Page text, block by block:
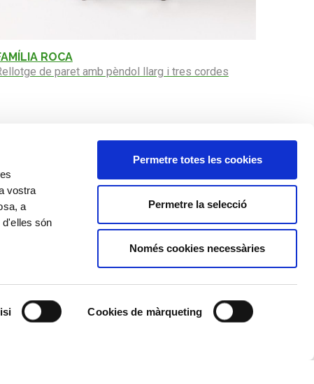
vostra
a
d'elles són
Cookies de màrqueting
Permetre totes les cookies
Permetre la selecció
Només cookies necessàries
ROCA
de paret amb pèndol llarg i tres cordes
©️ Comissió Tàpies, VEGAP, Andorra, 2020